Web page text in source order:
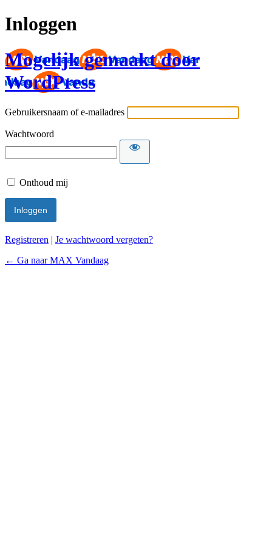
Inloggen
Mogelijk gemaakt door
WordPress
Gebruikersnaam of e-mailadres
Wachtwoord
Onthoud mij
Registreren | Je wachtwoord vergeten?
← Ga naar MAX Vandaag